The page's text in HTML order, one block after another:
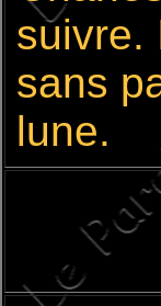
suivre.
sans
lune.